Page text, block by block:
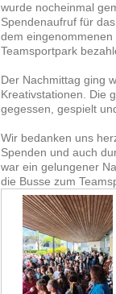
wurde nocheinmal
Spendenaufruf für
dem
Teamsportpark
Der Nachmittag ging
Kreativstationen. Die
gegessen, gespielt
Wir bedanken uns
Spenden und auch
war ein gelungener
die Busse zum